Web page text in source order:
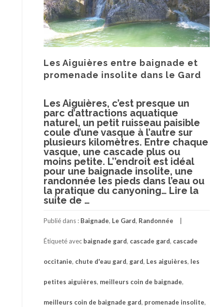
Les Aiguières entre baignade et
promenade insolite dans le Gard
Les Aiguières, c’est presque un
parc d’attractions aquatique
naturel, un petit ruisseau paisible
coule d’une vasque à l’autre sur
plusieurs kilomètres. Entre chaque
vasque, une cascade plus ou
moins petite. L’’endroit est idéal
pour une baignade insolite, une
randonnée les pieds dans l’eau ou
la pratique du canyoning… Lire la
suite de à
Aiguières
baignade
et
promenade
insolite
dans
le
Gard
…
Publié dans : Baignade, Le Gard, Randonnée
Étiqueté avec baignade gard, cascade gard, cascade
occitanie, chute d'eau gard, gard, Les aiguières, les
petites aiguières, meilleurs coin de baignade,
meilleurs coin de baignade gard, promenade insolite,